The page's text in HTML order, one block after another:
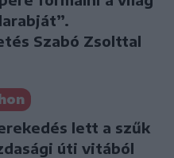
Szabó Zsolttal
lett a szűk
úti vitából